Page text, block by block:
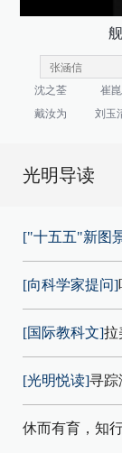
沈之荃 崔崑
戴汝为
刘玉
光明导读
["十五五"新图
[向科学家提问]
[国际教科文]拉
[光明悦读]寻踪
休而有育，知